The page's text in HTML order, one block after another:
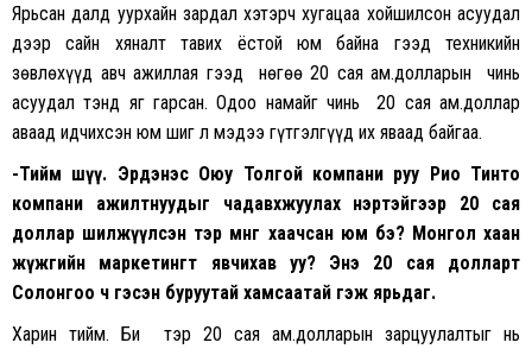
Ярьсан далд уурхайн зардал хэтэрч хугацаа хойшилсон асуудал
дээр сайн хяналт тавих ёстой юм байна гээд техникийн
зөвлөхүүд авч ажиллая гээд нөгөө 20 сая ам.долларын чинь
асуудал тэнд яг гарсан. Одоо намайг чинь 20 сая ам.доллар
аваад идчихсэн юм шиг л мэдээ гүтгэлгүүд их яваад байгаа.
-Тийм шүү. Эрдэнэс Оюу Толгой компани руу Рио Тинто
компани ажилтнуудыг чадавхжуулах нэртэйгээр 20 сая
доллар шилжүүлсэн тэр мөнгө хаачсан юм бэ? Монгол хаан
жүжгийн маркетингт явчихав уу? Энэ 20 сая долларт
Солонгоо ч гэсэн буруутай хамсаатай гэж ярьдаг.
Харин тийм. Би тэр 20 сая ам.долларын зарцуулалтыг нь